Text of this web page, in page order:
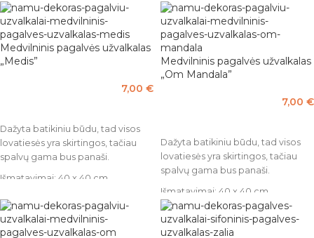
Pagaminta iš 100% medvilnės.
Pagaminta iš 100% medvilnės.
Medvilninis pagalvės užvalkalas
„Medis”
7,00 €
Dažyta batikiniu būdu, tad visos
lovatiesės yra skirtingos, tačiau
spalvų gama bus panaši.
Išmatavimai: 40 x 40 cm.
Pagaminta iš 100% medvilnės.
Medvilninis pagalvės užvalkalas
„Om Mandala”
7,00 €
Dažyta batikiniu būdu, tad visos
lovatiesės yra skirtingos, tačiau
spalvų gama bus panaši.
Išmatavimai: 40 x 40 cm.
Pagaminta iš 100% medvilnės.